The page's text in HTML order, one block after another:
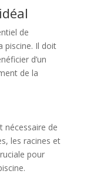
de
piscine. Il doit
d’un
de la
nécessaire de
les racines et
pour